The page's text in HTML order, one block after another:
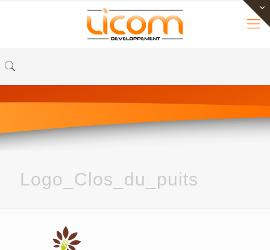
Logo_Clos_du_puits